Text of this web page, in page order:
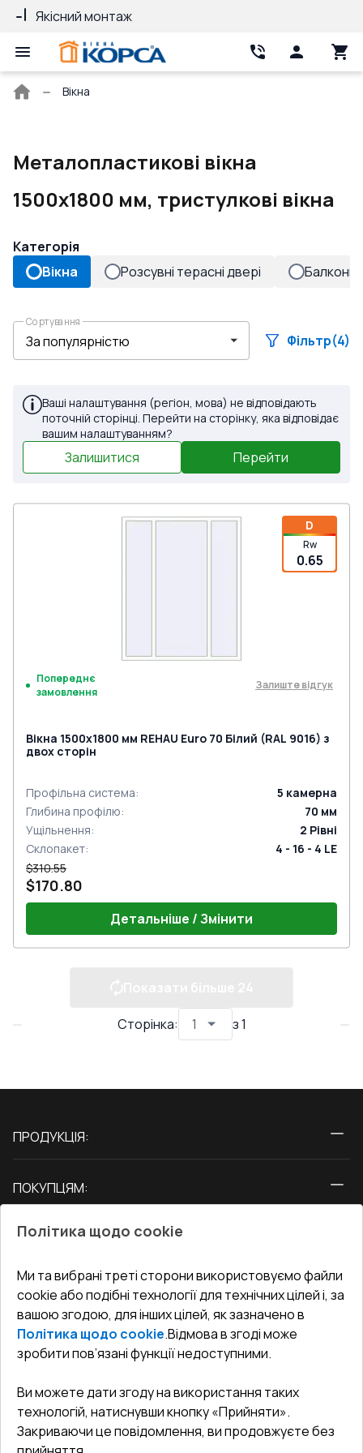
Якісний монтаж
Головна
Вікна
Металопластикові вікна
1500x1800 мм, тристулкові вікна
Категорія
Вікна
Розсувні терасні двері Балконні
Сортування
Фільтр(4)
Ваші налаштування (регіон, мова) не відповідають
поточній сторінці. Перейти на сторінку, яка відповідає
вашим налаштуванням?
Залишитися Перейти
D
Rw
0.65
Попереднє
замовлення
Залиште відгук
Вікна 1500x1800 мм REHAU Euro 70 Білий (RAL 9016) з
двох сторін
Профільна система: 5 камерна
Глибина профілю: 70 мм
Ущільнення: 2 Рівні
Склопакет:
4 - 16 - 4 LE
$310.55
$170.80
Детальніше / Змінити
Сторінка: з1
ПРОДУКЦІЯ:
Двері
ПОКУПЦЯМ:
Блог
Адреса гіпермаркета
Як правильно заміряти вікна
СЕРВІС ТА ОБЛУГОВУВАННЯ:
Доставка і Оплата
Гарантія та Сервіс
Повернення товару
Договір публічної оферти
КОНТАКТИ
Офіс:Україна, м. Вінниця, вул. Келецька 60 кв. 61
undefined(undefined)
Політика щодо cookie
Ми та вибрані треті сторони використовуємо файли
cookie або подібні технології для технічних цілей і, за
вашою згодою, для інших цілей, як зазначено в
Політика щодо cookie.Відмова в згоді може
зробити пов’язані функції недоступними.
Ви можете дати згоду на використання таких
технологій, натиснувши кнопку «Прийняти».
Закриваючи це повідомлення, ви продовжуєте без